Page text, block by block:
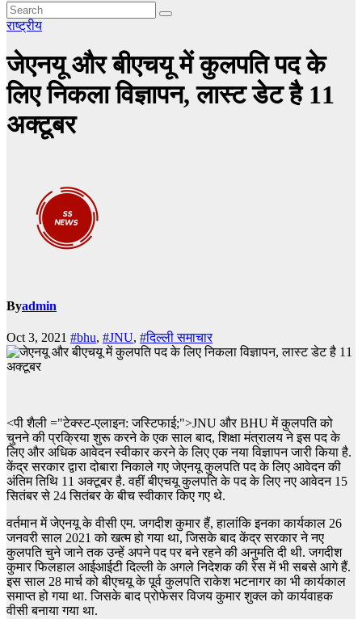
राष्ट्रीय
जेएनयू और बीएचयू में कुलपति पद के
लिए निकला विज्ञापन, लास्ट डेट है 11
अक्टूबर
Byadmin
Oct 3, 2021 #bhu, #JNU, #दिल्ली समाचार
<पी शैली ="टेक्स्ट-एलाइन: जस्टिफाई;">JNU और BHU में कुलपति को
चुनने की प्रक्रिया शुरू करने के एक साल बाद, शिक्षा मंत्रालय ने इस पद के
लिए और अधिक आवेदन स्वीकार करने के लिए एक नया विज्ञापन जारी किया है.
केंद्र सरकार द्वारा दोबारा निकाले गए जेएनयू कुलपति पद के लिए आवेदन की
अंतिम तिथि 11 अक्टूबर है. वहीं बीएचयू कुलपति के पद के लिए नए आवेदन 15
सितंबर से 24 सितंबर के बीच स्वीकार किए गए थे.
वर्तमान में जेएनयू के वीसी एम. जगदीश कुमार हैं, हालांकि इनका कार्यकाल 26
जनवरी साल 2021 को खत्म हो गया था, जिसके बाद केंद्र सरकार ने नए
कुलपति चुने जाने तक उन्हें अपने पद पर बने रहने की अनुमति दी थी. जगदीश
कुमार फिलहाल आईआईटी दिल्ली के अगले निदेशक की रेस में भी सबसे आगे हैं.
इस साल 28 मार्च को बीएचयू के पूर्व कुलपति राकेश भटनागर का भी कार्यकाल
समाप्त हो गया था. जिसके बाद प्रोफेसर विजय कुमार शुक्ल को कार्यवाहक
वीसी बनाया गया था.